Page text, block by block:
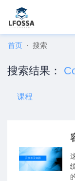
首页 搜索
搜索结果：
课程